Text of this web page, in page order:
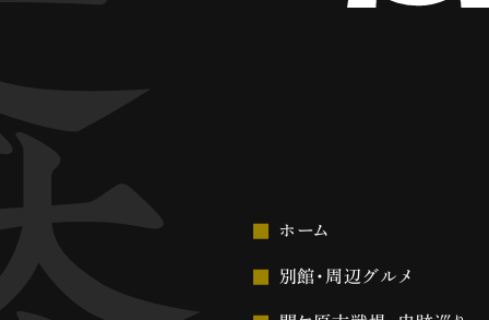
ホーム
別館・周辺グルメ